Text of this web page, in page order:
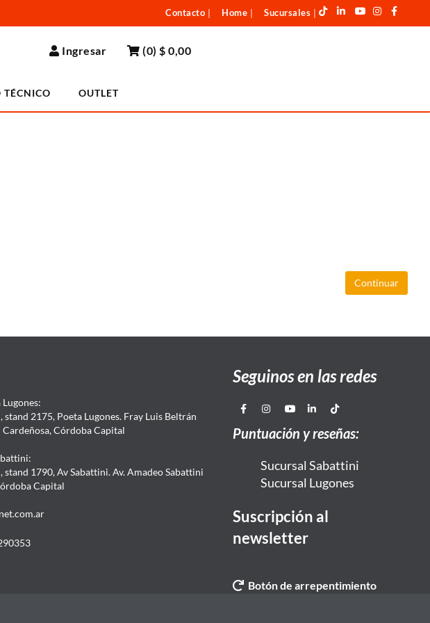
Contacto Home Sucursales
Ingresar (0)$ 0,00
TÉCNICO OUTLET
Continuar
stand 2175, Poeta Lugones. Fray Luis Beltrán
Cardeñosa, Córdoba Capital
stand 1790, Av Sabattini. Av. Amadeo Sabattini
Capital
Seguinos en las redes
Puntuación y reseñas:
Sucursal Sabattini
Sucursal Lugones
Suscripción al
newsletter
Botón de arrepentimiento